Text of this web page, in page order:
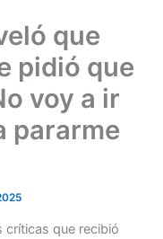
que
pidió que
voy a ir
pararme
críticas que recibió